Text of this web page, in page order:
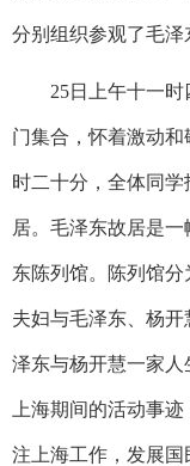
分别组织参观了毛泽
25日上午十一
门集合，怀着激动
时二十分，全体同
居。毛泽东故居是
东陈列馆。陈列馆
夫妇与毛泽东、杨
泽东与杨开慧一家
上海期间的活动事
注上海工作，发展